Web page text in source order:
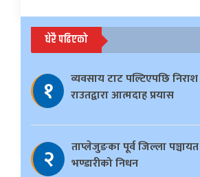
धेरै पढिएको
१
व्यवसाय टाट पल्टिएपछि
राउतद्वारा आत्मदाह प्रयास
२
ताप्लेजुङका पूर्व जिल्ला पञ्चायत
भण्डारीको निधन